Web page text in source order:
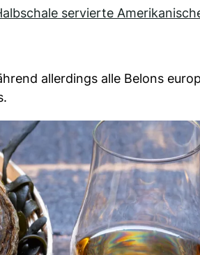
servierte
allerdings alle Belons